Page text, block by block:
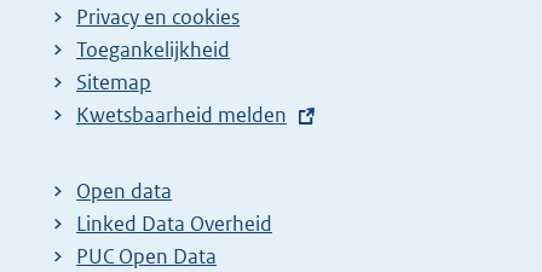
Privacy en cookies
Toegankelijkheid
Sitemap
E
t
e
r
Kwetsbaarheid melden
Open data
Linked Data Overheid
PUC Open Data